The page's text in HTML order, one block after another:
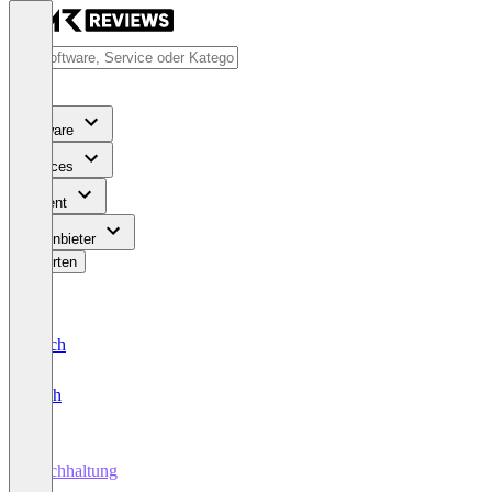
Software
Services
Content
Für Anbieter
Bewerten
Deutsch
English
Buchhaltung